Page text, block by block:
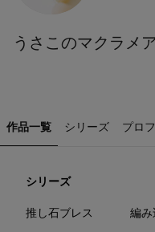
うさこのマクラメ
作品一覧 シリーズ プロ
シリーズ
推し石ブレス